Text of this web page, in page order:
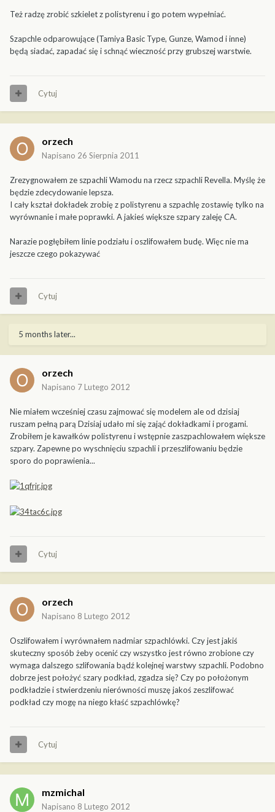
Też radzę zrobić szkielet z polistyrenu i go potem wypełniać.
Szapchle odparowujące (Tamiya Basic Type, Gunze, Wamod i inne)
będą siadać, zapadać się i schnąć wieczność przy grubszej warstwie.
Cytuj
orzech
Napisano 26 Sierpnia 2011
Zrezygnowałem ze szpachli Wamodu na rzecz szpachli Revella. Myślę że
będzie zdecydowanie lepsza.
I cały kształ dokładek zrobię z polistyrenu a szpachlę zostawię tylko na
wyrównanie i małe poprawki. A jakieś większe szpary zaleję CA.
Narazie pogłębiłem linie podziału i oszlifowałem budę. Więc nie ma
jeszcze czego pokazywać
Cytuj
5 months later...
orzech
Napisano 7 Lutego 2012
Nie miałem wcześniej czasu zajmować się modelem ale od dzisiaj
ruszam pełną parą Dzisiaj udało mi się zająć dokładkami i progami.
Zrobiłem je kawałków polistyrenu i wstępnie zaszpachlowałem większe
szpary. Zapewne po wyschnięciu szpachli i przeszlifowaniu będzie
sporo do poprawienia...
Cytuj
orzech
Napisano 8 Lutego 2012
Oszlifowałem i wyrównałem nadmiar szpachlówki. Czy jest jakiś
skuteczny sposób żeby ocenić czy wszystko jest równo zrobione czy
wymaga dalszego szlifowania bądź kolejnej warstwy szpachli. Podobno
dobrze jest położyć szary podkład, zgadza się? Czy po położonym
podkładzie i stwierdzeniu nierówności muszę jakoś zeszlifować
podkład czy mogę na niego kłaść szpachlówkę?
Cytuj
mzmichal
Napisano 8 Lutego 2012